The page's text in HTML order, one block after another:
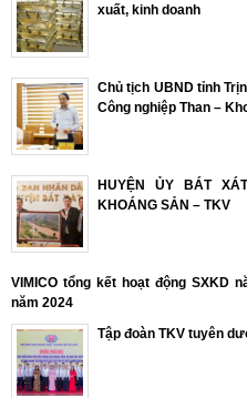
xuất, kinh doanh
Chủ tịch UBND tỉnh
Công nghiệp Than –
HUYỆN ỦY BÁT
KHOÁNG SẢN – TKV
VIMICO tổng kết hoạt động SXKD
năm 2024
Tập đoàn TKV tuyên